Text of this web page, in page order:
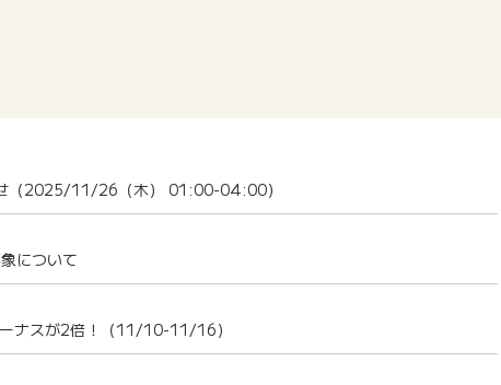
せ（2025/11/26（木） 01:00-04:00）
について
ーナスが2倍！（11/10-11/16）